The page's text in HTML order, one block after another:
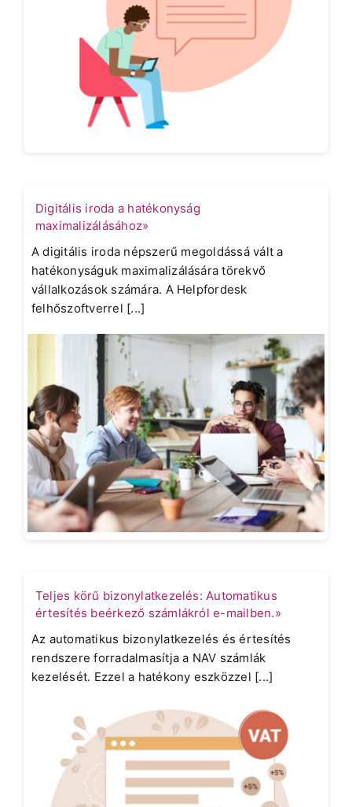
Digitális iroda a hatékonyság
maximalizálásához»
A digitális iroda népszerű megoldássá vált a
hatékonyságuk maximalizálására törekvő
vállalkozások számára. A Helpfordesk
felhőszoftverrel [...]
Teljes körű bizonylatkezelés: Automatikus
értesítés beérkező számlákról e-mailben.»
Az automatikus bizonylatkezelés és értesítés
rendszere forradalmasítja a NAV számlák
kezelését. Ezzel a hatékony eszközzel [...]